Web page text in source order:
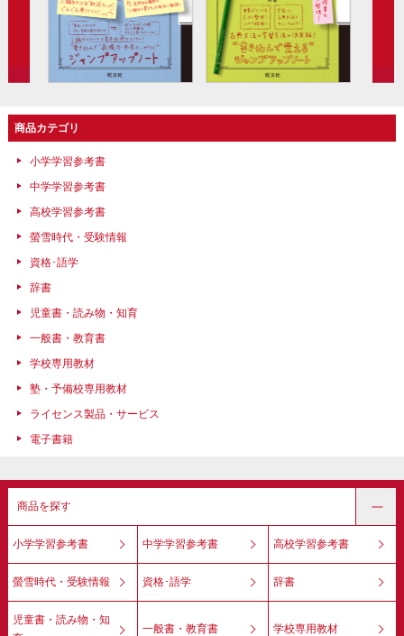
商品カテゴリ
小学学習参考書
中学学習参考書
高校学習参考書
螢雪時代・受験情報
資格･語学
辞書
児童書・読み物・知育
一般書・教育書
学校専用教材
塾・予備校専用教材
ライセンス製品・サービス
電子書籍
商品を探す
小学学習参考書 中学学習参考書 高校学習参考書
螢雪時代・受験情報 資格･語学 辞書
児童書・読み物・知
一般書・教育書 学校専用教材